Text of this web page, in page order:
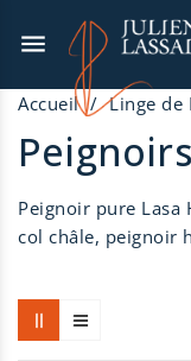
menu
Accueil Linge de
Peignoirs
Peignoir pure Lasa
col châle, peignoir